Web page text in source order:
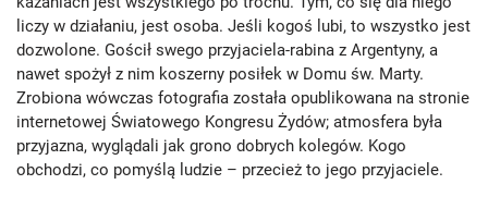
liczy w działaniu, jest osoba. Jeśli kogoś lubi, to wszystko jest
dozwolone. Gościł swego przyjaciela-rabina z Argentyny, a
nawet spożył z nim koszerny posiłek w Domu św. Marty.
Zrobiona wówczas fotografia została opublikowana na stronie
internetowej Światowego Kongresu Żydów; atmosfera była
przyjazna, wyglądali jak grono dobrych kolegów. Kogo
obchodzi, co pomyślą ludzie – przecież to jego przyjaciele.